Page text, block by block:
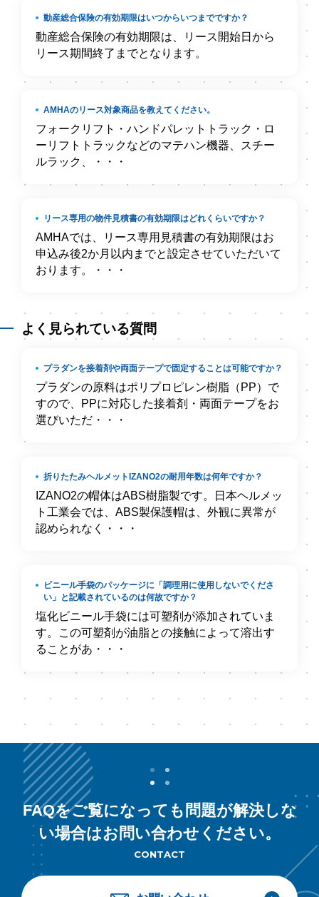
動産総合保険の有効期限はいつからいつまでですか？
動産総合保険の有効期限は、リース開始日から
リース期間終了までとなります。
AMHAのリース対象商品を教えてください。
フォークリフト・ハンドパレットトラック・ロ
ーリフトトラックなどのマテハン機器、スチー
ルラック、・・・
リース専用の物件見積書の有効期限はどれくらいですか？
AMHAでは、リース専用見積書の有効期限はお
申込み後2か月以内までと設定させていただいて
おります。・・・
よく見られている質問
プラダンを接着剤や両面テープで固定することは可能ですか？
プラダンの原料はポリプロピレン樹脂（PP）で
すので、PPに対応した接着剤・両面テープをお
選びいただ・・・
折りたたみヘルメットIZANO2の耐用年数は何年ですか？
IZANO2の帽体はABS樹脂製です。日本ヘルメッ
ト工業会では、ABS製保護帽は、外観に異常が
認められなく・・・
ビニール手袋のパッケージに「調理用に使用しないでくださ
い」と記載されているのは何故ですか？
塩化ビニール手袋には可塑剤が添加されていま
す。この可塑剤が油脂との接触によって溶出す
ることがあ・・・
FAQをご覧になっても問題が解決しな
い場合はお問い合わせください。
CONTACT